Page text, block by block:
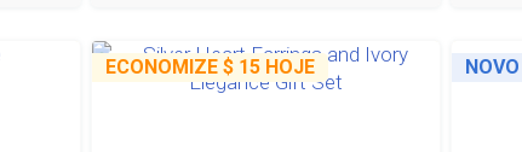
ECONOMIZE $ 15HOJE NOVO